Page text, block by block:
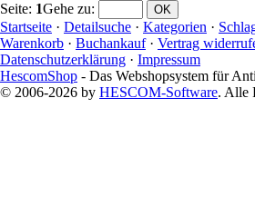
Seite: 1Gehe zu:
Startseite · Detailsuche · Kategorien ·
Warenkorb · Buchankauf· Vertrag
Datenschutzerklärung · Impressum
HescomShop - Das Webshopsystem für
© 2006-2026 by HESCOM-Software. Alle